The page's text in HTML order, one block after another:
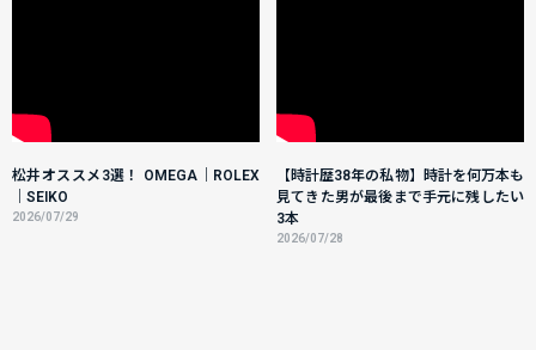
松井オススメ3選！ OMEGA｜ROLEX
｜SEIKO
2026/07/29
【時計歴38年の私物】時計を何万本も
見てきた男が最後まで手元に残したい
3本
2026/07/28